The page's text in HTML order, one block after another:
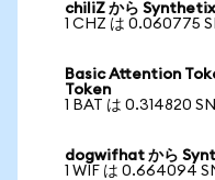
chiliZ から
1 CHZ は 0.060775
Basic Attention
Token
1 BAT は 0.314820
dogwifhat から
1 WIF は 0.664094